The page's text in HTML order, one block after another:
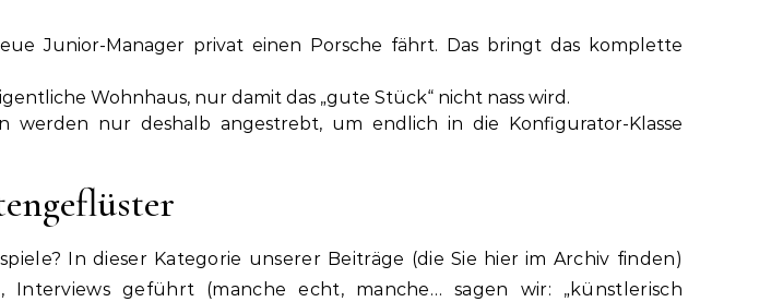
Junior-Manager privat einen Porsche fährt. Das bringt das komplette
Wohnhaus, nur damit das „gute Stück“ nicht nass wird.
werden nur deshalb angestrebt, um endlich in die Konfigurator-Klasse
In dieser Kategorie unserer Beiträge (die Sie hier im Archiv finden)
geführt (manche echt, manche… sagen wir: „künstlerisch